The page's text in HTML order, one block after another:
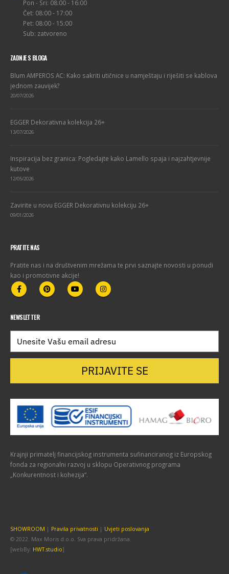
Pon - Sri: 08:00 - 16:00
Čet: 08:00 - 17:00
Pet: 08:00 - 15:00
Sub: zatvoreno
ZADNJE S BLOGA
Blum AMPEROS AC: Kako sakriti utičnice u namještaju i riješiti se kablova
jednom zauvijek?
20/07/2026
EGGER Dekorativna kolekcija 26+
13/07/2026
Inspiracija bez granica: Pogledajte kako Lamello spaja i najzahtjevnije
kutove
12/05/2026
Zavirite u novu EGGER Dekorativnu kolekciju 26+
09/01/2026
PRATITE NAS
Pratite nas i na društvenim mrežama te prvi saznajte novosti u ponudi
kao i promotivne akcije!
NEWSLETTER
PRIJAVITE SE
Krajnji primatelj financijskog instrumenta sufinanciranog iz Europskog
fonda za regionalni razvoj u sklopu Operativnog programa
„Konkurentnost i kohezija“.
SHOWROOM | Pravila privatnosti | Uvjeti poslovanja
© 2022. Max Moris d.o.o. Sva prava pridržana.
[webBy: HWT.studio]